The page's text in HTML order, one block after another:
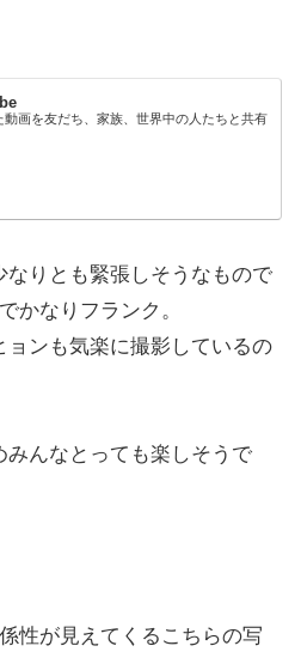
動画を友だち、家族、世界中の人たちと共有
なりとも緊張しそうなもので
かなりフランク。
ョンも気楽に撮影しているの
んなとっても楽しそうで
性が見えてくるこちらの写